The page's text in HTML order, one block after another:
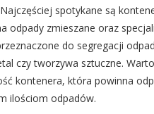
spotykane są
odpady zmieszane oraz
do segregacji
czy tworzywa sztuczne.
kontenera, która powinna
ilościom odpadów.